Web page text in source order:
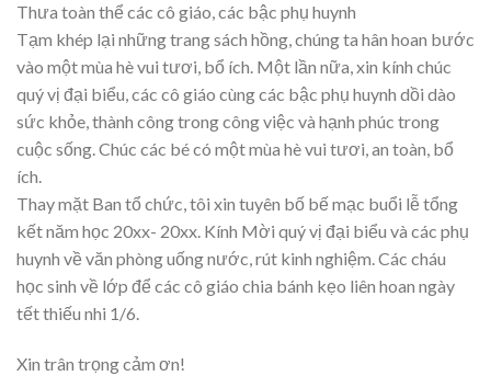
Thưa toàn thể các cô giáo, các bậc phụ huynh
Tạm khép lại những trang sách hồng, chúng ta hân hoan bước
vào một mùa hè vui tươi, bổ ích. Một lần nữa, xin kính chúc
quý vị đại biểu, các cô giáo cùng các bậc phụ huynh dồi dào
sức khỏe, thành công trong công việc và hạnh phúc trong
cuộc sống. Chúc các bé có một mùa hè vui tươi, an toàn, bổ
ích.
Thay mặt Ban tổ chức, tôi xin tuyên bố bế mạc buổi lễ tổng
kết năm học 20xx- 20xx. Kính Mời quý vị đại biểu và các phụ
huynh về văn phòng uống nước, rút kinh nghiệm. Các cháu
học sinh về lớp để các cô giáo chia bánh kẹo liên hoan ngày
tết thiếu nhi 1/6.
Xin trân trọng cảm ơn!